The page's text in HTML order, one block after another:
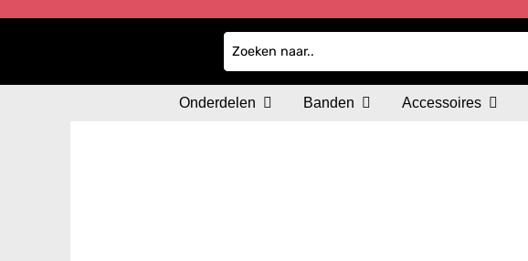
Onderdelen Banden Accessoires